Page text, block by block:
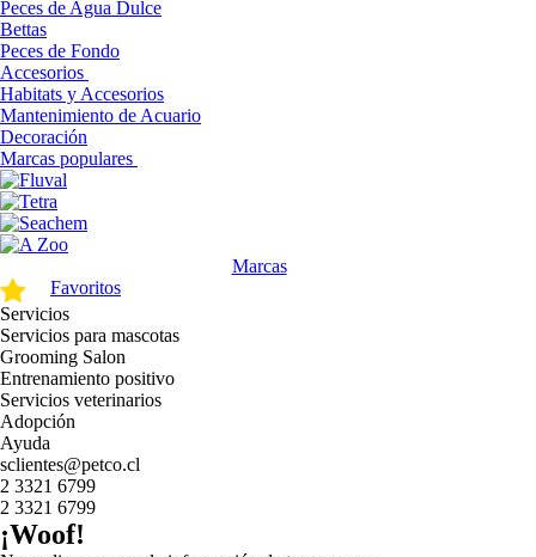
Peces de Agua Dulce
Bettas
Peces de Fondo
Accesorios
Habitats y Accesorios
Mantenimiento de Acuario
Decoración
Marcas populares
Marcas
Favoritos
Servicios
Servicios para mascotas
Grooming Salon
Entrenamiento positivo
Servicios veterinarios
Adopción
Ayuda
sclientes@petco.cl
2 3321 6799
2 3321 6799
¡Woof!